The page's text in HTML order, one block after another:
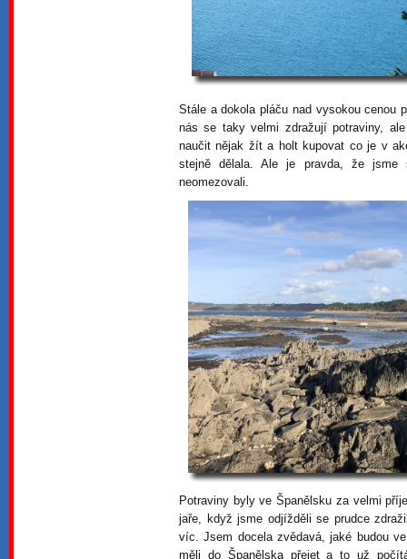
Stále a dokola pláču nad vysokou
nás se taky velmi zdražují potraviny,
naučit nějak žít a holt kupovat co je v
stejně dělala. Ale je pravda, že jsme
neomezovali.
Potraviny byly ve Španělsku za velmi
jaře, když jsme odjížděli se prudce
víc. Jsem docela zvědavá, jaké budou
měli do Španělska přejet a to už